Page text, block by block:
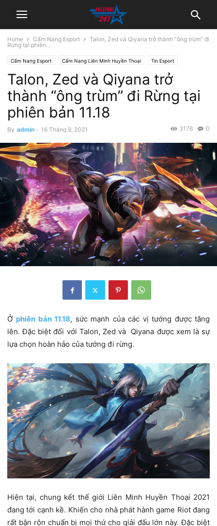
Home Cẩm Nang Esport
Talon, Zed và Qiyana trở thành “ông trùm” đi
Rừng tại phiên...
Cẩm Nang Esport Cẩm Nang Liên Minh Huyền Thoại Tin Esport
Tin Tức LMHT
Talon, Zed và Qiyana trở
thành “ông trùm” đi Rừng tại
phiên bản 11.18
By admin - 16 Tháng 9, 2021 0
2176
Ở phiên bản 11.18, sức mạnh của các vị tướng được tăng
lên. Đặc biệt đối với Talon, Zed và Qiyana được xem là sự
lựa chọn hoàn hảo của tướng đi rừng.
Hiện tại, chung kết thế giới Liên Minh Huyền Thoại 2021
đang tới cạnh kề. Khiến cho nhà phát hành game Riot đang
rất bận rộn chuẩn bị mọi thứ cho giải đấu lớn này. Đặc biệt